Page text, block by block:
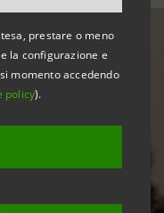
prestare o meno
la configurazione e
momento accedendo
policy).